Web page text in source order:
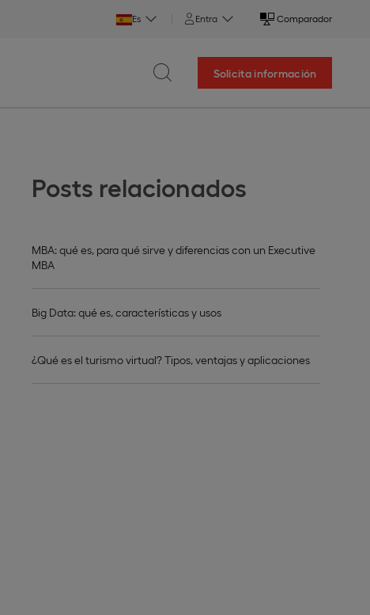
Es Entra Comparador
Solicita información
Posts relacionados
MBA: qué es, para qué sirve y diferencias con un Executive
MBA
Big Data: qué es, características y usos
¿Qué es el turismo virtual? Tipos, ventajas y aplicaciones